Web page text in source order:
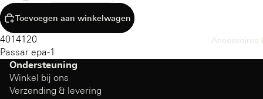
Accessoires
Toevoegen aan winkelwagen
4014120
Passar epa-1
Ondersteuning
Winkel bij ons
Verzending & levering